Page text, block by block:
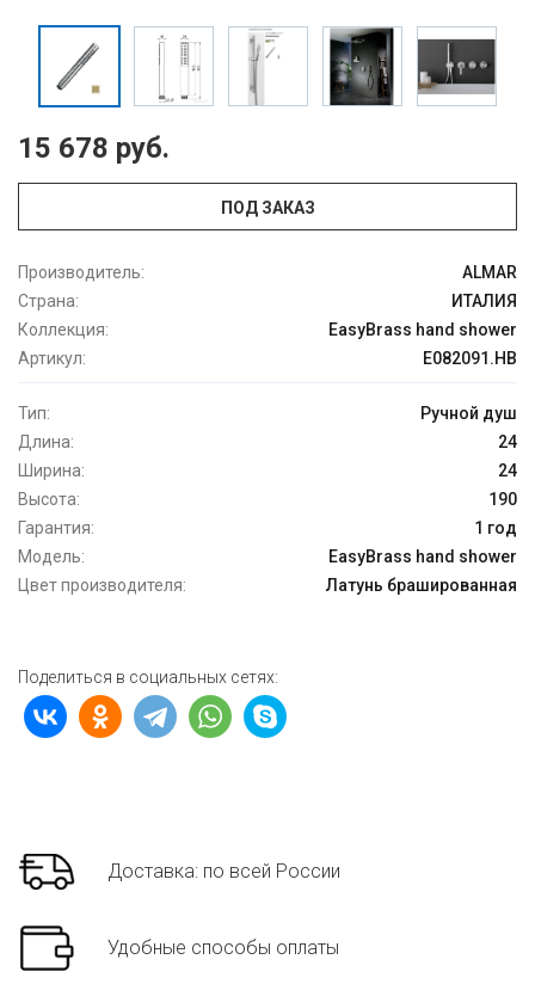
15 678 руб.
ПОД ЗАКАЗ
Производитель:
ALMAR
Страна:
ИТАЛИЯ
Коллекция:
EasyBrass hand shower
Артикул:
E082091.HB
Тип:
Ручной душ
Длина:
24
Ширина:
24
Высота:
190
Гарантия:
1 год
Модель:
EasyBrass hand shower
Цвет производителя:
Латунь брашированная
Поделиться в социальных сетях:
Доставка: по всей России
Удобные способы оплаты